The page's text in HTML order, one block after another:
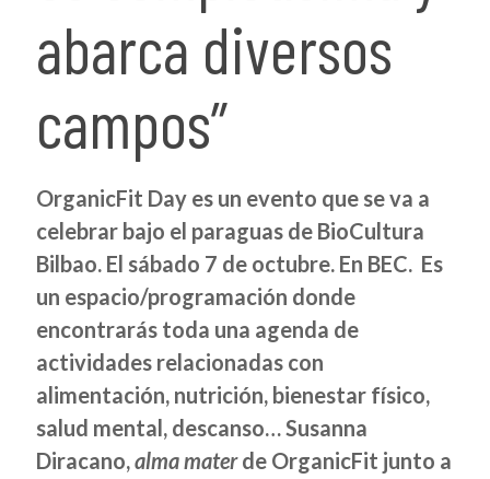
abarca diversos
campos”
OrganicFit Day es un evento que se va a
celebrar bajo el paraguas de BioCultura
Bilbao. El sábado 7 de octubre. En BEC. Es
un espacio/programación donde
encontrarás toda una agenda de
actividades relacionadas con
alimentación, nutrición, bienestar físico,
salud mental, descanso… Susanna
Diracano,alma materde OrganicFit junto a